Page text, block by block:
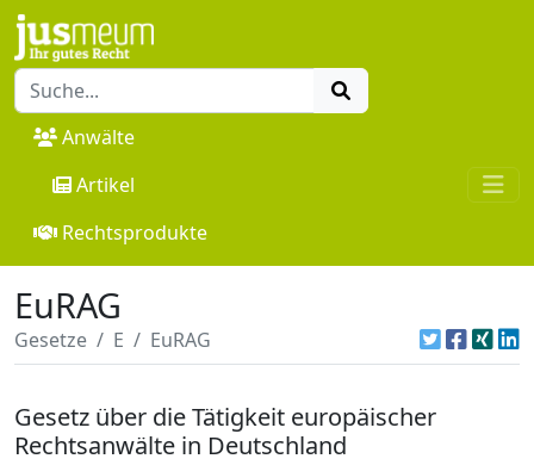
Anwälte
Artikel
Rechtsprodukte
EuRAG
Gesetze E EuRAG
Gesetz über die Tätigkeit europäischer
Rechtsanwälte in Deutschland